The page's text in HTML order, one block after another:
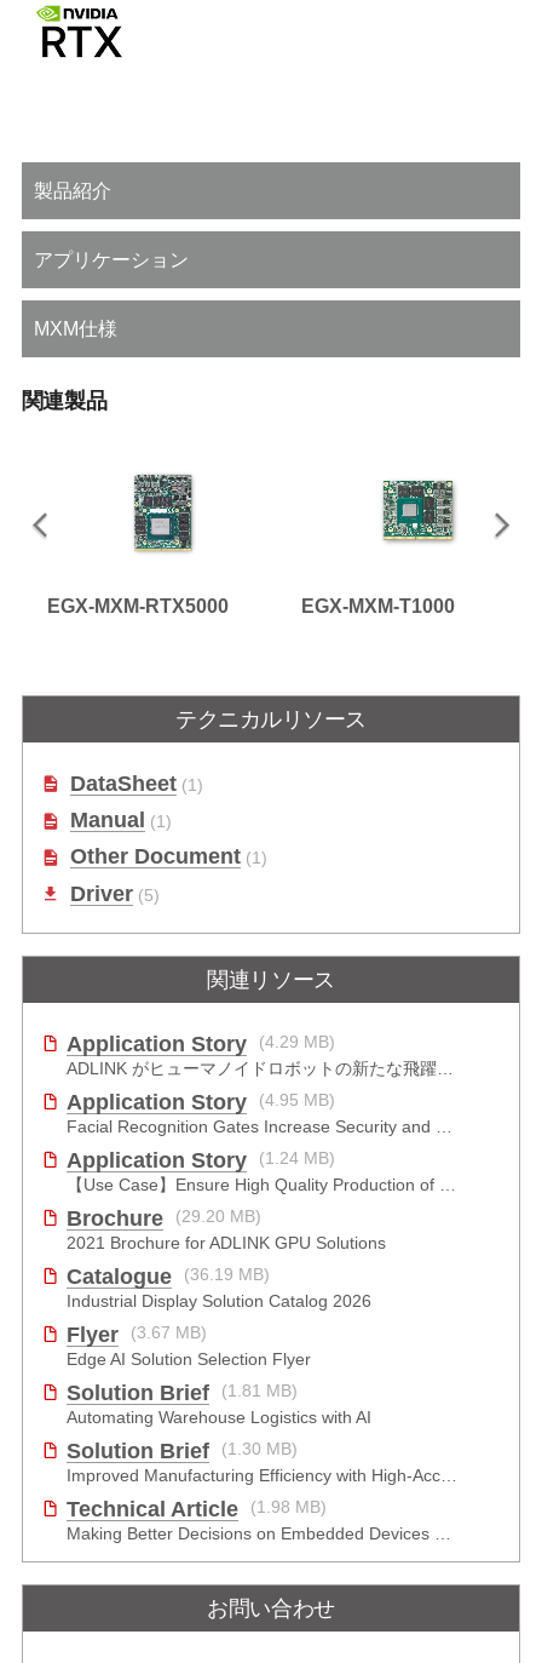
製品紹介
アプリケーション
MXM仕様
関連製品
EGX-MXM-RTX5000 EGX-MXM-T1000
DataSheet
Manual(1)
Other Document
Driver(5)
Application Story
(4.29 MB)
Application Story
(4.95 MB)
Application Story
(1.24 MB)
Brochure
(29.20 MB)
2021 Brochure for ​ADLINK GPU Solutions
Catalogue
(36.19 MB)
Industrial Display Solution Catalog 2026
Flyer
(3.67 MB)
Edge AI Solution Selection Flyer
Solution Brief
(1.81 MB)
Automating Warehouse Logistics with AI
Solution Brief
(1.30 MB)
Technical Article
(1.98 MB)
Making Better Decisions on Embedded Devices with Edge Video Analysis (EVA)